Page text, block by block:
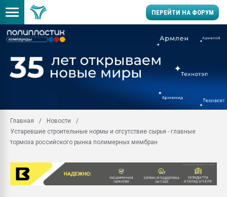
ПЕРЕЙТИ НА ФОРУМ
Вакуум-формовочные
28.07.2026
28.07.2026
Всё, что касается
бутылок
Главная
Новости
Устаревшие строительные нормы и отсутствие сырья - главные
тормоза российского рынка полимерных мембран